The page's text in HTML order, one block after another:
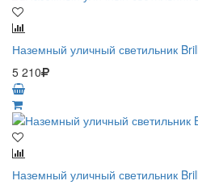
Наземный уличный светильник
5 210
Наземный уличный светильник